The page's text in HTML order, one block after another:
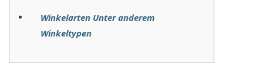
Winkelarten Unter anderem
Winkeltypen